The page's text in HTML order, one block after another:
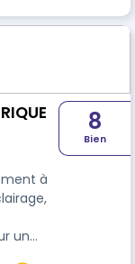
à
un
8
Bien